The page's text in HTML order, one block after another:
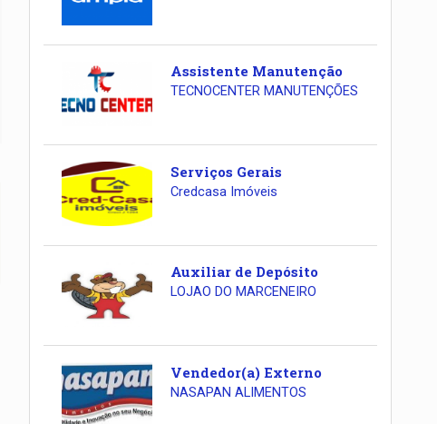
Assistente Manutenção
TECNOCENTER MANUTENÇÕES
Serviços Gerais
Credcasa Imóveis
Auxiliar de Depósito
LOJAO DO MARCENEIRO
Vendedor(a) Externo
NASAPAN ALIMENTOS